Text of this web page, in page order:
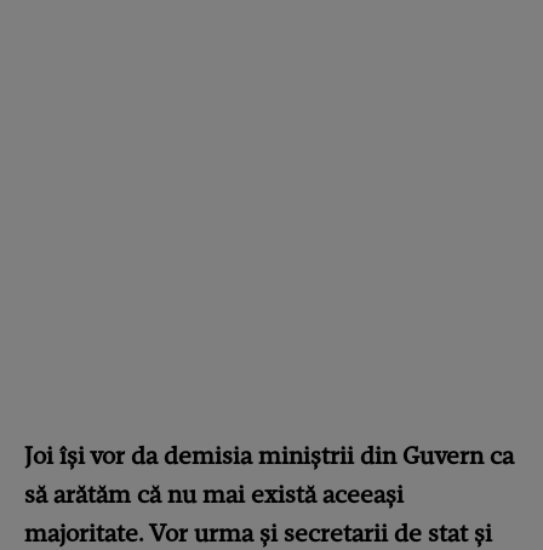
Joi îşi vor da demisia miniştrii din Guvern ca
să arătăm că nu mai există aceeaşi
majoritate. Vor urma şi secretarii de stat şi